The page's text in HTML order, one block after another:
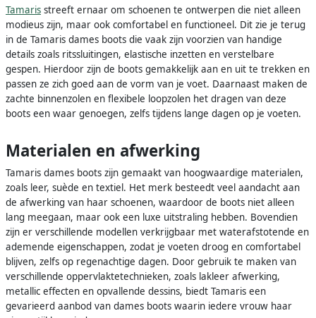
Tamaris streeft ernaar om schoenen te ontwerpen die niet alleen
modieus zijn, maar ook comfortabel en functioneel. Dit zie je terug
in de Tamaris dames boots die vaak zijn voorzien van handige
details zoals ritssluitingen, elastische inzetten en verstelbare
gespen. Hierdoor zijn de boots gemakkelijk aan en uit te trekken en
passen ze zich goed aan de vorm van je voet. Daarnaast maken de
zachte binnenzolen en flexibele loopzolen het dragen van deze
boots een waar genoegen, zelfs tijdens lange dagen op je voeten.
Materialen en afwerking
Tamaris dames boots zijn gemaakt van hoogwaardige materialen,
zoals leer, suède en textiel. Het merk besteedt veel aandacht aan
de afwerking van haar schoenen, waardoor de boots niet alleen
lang meegaan, maar ook een luxe uitstraling hebben. Bovendien
zijn er verschillende modellen verkrijgbaar met waterafstotende en
ademende eigenschappen, zodat je voeten droog en comfortabel
blijven, zelfs op regenachtige dagen. Door gebruik te maken van
verschillende oppervlaktetechnieken, zoals lakleer afwerking,
metallic effecten en opvallende dessins, biedt Tamaris een
gevarieerd aanbod van dames boots waarin iedere vrouw haar